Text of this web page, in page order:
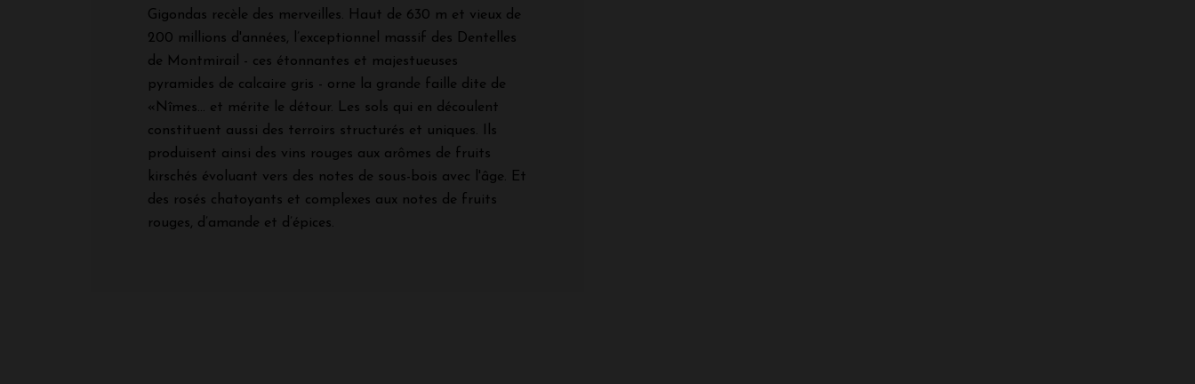
Gigondas recèle des merveilles. Haut de 630 m et vieux de
200 millions d'années, l’exceptionnel massif des Dentelles
de Montmirail - ces étonnantes et majestueuses
pyramides de calcaire gris - orne la grande faille dite de
«Nîmes… et mérite le détour. Les sols qui en découlent
constituent aussi des terroirs structurés et uniques. Ils
produisent ainsi des vins rouges aux arômes de fruits
kirschés évoluant vers des notes de sous-bois avec l'âge. Et
des rosés chatoyants et complexes aux notes de fruits
rouges, d’amande et d’épices.